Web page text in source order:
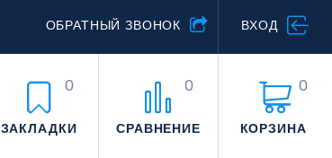
ВХОД
ОБРАТНЫЙ ЗВОНОК
КОРЗИНА
0
ЗАКЛАДКИ
0
СРАВНЕНИЕ
0